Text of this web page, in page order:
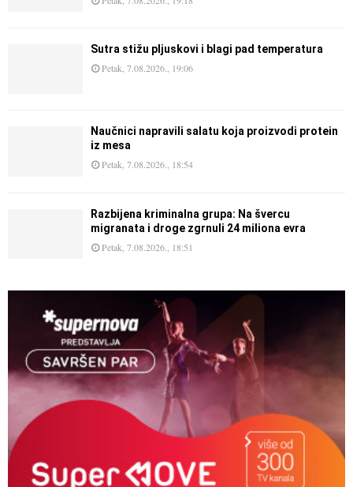
Sutra stižu pljuskovi i blagi pad temperatura
Petak, 7.08.2026., 19:06
Naučnici napravili salatu koja proizvodi protein
iz mesa
Petak, 7.08.2026., 18:54
Razbijena kriminalna grupa: Na švercu
migranata i droge zgrnuli 24 miliona evra
Petak, 7.08.2026., 18:51